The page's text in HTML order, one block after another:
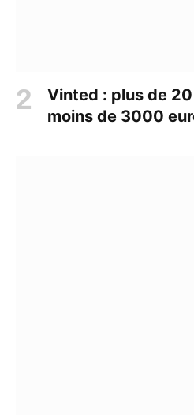
Vinted : plus de
moins de 3000